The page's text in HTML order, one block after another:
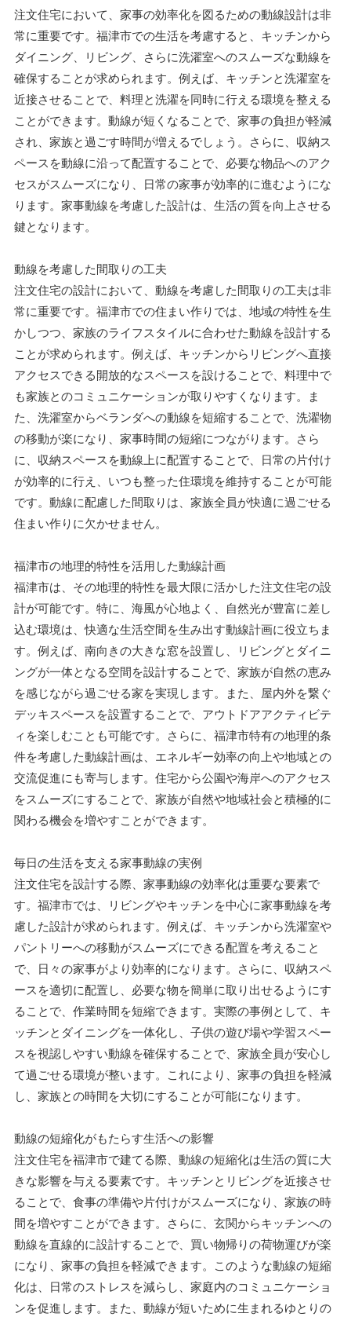
注文住宅において、家事の効率化を図るための動線設計は非
常に重要です。福津市での生活を考慮すると、キッチンから
ダイニング、リビング、さらに洗濯室へのスムーズな動線を
確保することが求められます。例えば、キッチンと洗濯室を
近接させることで、料理と洗濯を同時に行える環境を整える
ことができます。動線が短くなることで、家事の負担が軽減
され、家族と過ごす時間が増えるでしょう。さらに、収納ス
ペースを動線に沿って配置することで、必要な物品へのアク
セスがスムーズになり、日常の家事が効率的に進むようにな
ります。家事動線を考慮した設計は、生活の質を向上させる
鍵となります。
動線を考慮した間取りの工夫
注文住宅の設計において、動線を考慮した間取りの工夫は非
常に重要です。福津市での住まい作りでは、地域の特性を生
かしつつ、家族のライフスタイルに合わせた動線を設計する
ことが求められます。例えば、キッチンからリビングへ直接
アクセスできる開放的なスペースを設けることで、料理中で
も家族とのコミュニケーションが取りやすくなります。ま
た、洗濯室からベランダへの動線を短縮することで、洗濯物
の移動が楽になり、家事時間の短縮につながります。さら
に、収納スペースを動線上に配置することで、日常の片付け
が効率的に行え、いつも整った住環境を維持することが可能
です。動線に配慮した間取りは、家族全員が快適に過ごせる
住まい作りに欠かせません。
福津市の地理的特性を活用した動線計画
福津市は、その地理的特性を最大限に活かした注文住宅の設
計が可能です。特に、海風が心地よく、自然光が豊富に差し
込む環境は、快適な生活空間を生み出す動線計画に役立ちま
す。例えば、南向きの大きな窓を設置し、リビングとダイニ
ングが一体となる空間を設計することで、家族が自然の恵み
を感じながら過ごせる家を実現します。また、屋内外を繋ぐ
デッキスペースを設置することで、アウトドアアクティビテ
ィを楽しむことも可能です。さらに、福津市特有の地理的条
件を考慮した動線計画は、エネルギー効率の向上や地域との
交流促進にも寄与します。住宅から公園や海岸へのアクセス
をスムーズにすることで、家族が自然や地域社会と積極的に
関わる機会を増やすことができます。
毎日の生活を支える家事動線の実例
注文住宅を設計する際、家事動線の効率化は重要な要素で
す。福津市では、リビングやキッチンを中心に家事動線を考
慮した設計が求められます。例えば、キッチンから洗濯室や
パントリーへの移動がスムーズにできる配置を考えること
で、日々の家事がより効率的になります。さらに、収納スペ
ースを適切に配置し、必要な物を簡単に取り出せるようにす
ることで、作業時間を短縮できます。実際の事例として、キ
ッチンとダイニングを一体化し、子供の遊び場や学習スペー
スを視認しやすい動線を確保することで、家族全員が安心し
て過ごせる環境が整います。これにより、家事の負担を軽減
し、家族との時間を大切にすることが可能になります。
動線の短縮化がもたらす生活への影響
注文住宅を福津市で建てる際、動線の短縮化は生活の質に大
きな影響を与える要素です。キッチンとリビングを近接させ
ることで、食事の準備や片付けがスムーズになり、家族の時
間を増やすことができます。さらに、玄関からキッチンへの
動線を直線的に設計することで、買い物帰りの荷物運びが楽
になり、家事の負担を軽減できます。このような動線の短縮
化は、日常のストレスを減らし、家庭内のコミュニケーショ
ンを促進します。また、動線が短いために生まれるゆとりの